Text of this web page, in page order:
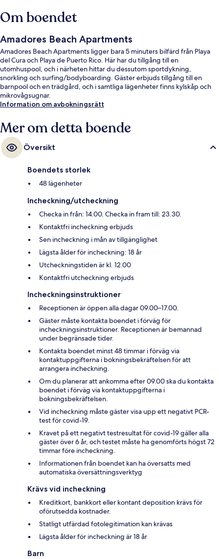
Om boendet
Amadores Beach Apartments
Amadores Beach Apartments ligger bara 5 minuters bilfärd från Playa
del Cura och Playa de Puerto Rico. Här har du tillgång till en
utomhuspool, och i närheten hittar du dessutom sportdykning,
snorkling och surfing/bodyboarding. Gäster erbjuds tillgång till en
barnpool och en trädgård, och i samtliga lägenheter finns kylskåp och
mikrovågsugnar.
Information om avbokningsrätt
Mer om detta boende
Översikt
Boendets storlek
48 lägenheter
Incheckning/utcheckning
Checka in från: 14.00. Checka in fram till: 23.30.
Kontaktfri incheckning erbjuds
Sen incheckning i mån av tillgänglighet
Lägsta ålder för incheckning: 18 år
Utcheckningstiden är kl. 12.00
Kontaktfri utcheckning erbjuds
Incheckningsinstruktioner
Receptionen är öppen alla dagar 09.00–17.00.
Gäster måste kontakta boendet i förväg för
incheckningsinstruktioner. Receptionen är bemannad
under begränsade tider.
Kontakta boendet minst 48 timmar i förväg via
kontaktuppgifterna i bokningsbekräftelsen för att
arrangera incheckning.
Om du planerar att ankomma efter 09.00 ska du kontakta
boendet i förväg via kontaktuppgifterna i
bokningsbekräftelsen.
Vid incheckning måste gäster visa upp ett negativt PCR-
test för covid-19.
Kravet på ett negativt testresultat för covid-19 gäller alla
gäster över 6 år, och testet måste ha genomförts högst 72
timmar före incheckning.
Informationen från boendet kan ha översatts med
automatiska översättningsverktyg
Krävs vid incheckning
Kreditkort, bankkort eller kontant deposition krävs för
oförutsedda kostnader.
Statligt utfärdad fotolegitimation kan krävas
Lägsta ålder för incheckning är 18 år
Barn